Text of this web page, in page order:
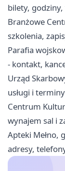
bilety,
Branżowe
szkolenia,
Parafia
- kontakt,
Urząd
usługi i terminy
Centrum
wynajem sal i
Apteki Mełno,
adresy,